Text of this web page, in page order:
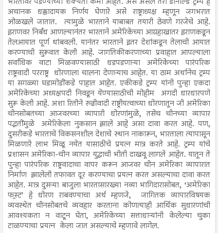
अचानक धक्कादायक निर्णय घेणारे असे राष्ट्राध्यक्ष म्हणून जगभरात
ओळखले जातात. त्यामुळे भारताने याबाबत तयारी ठेवणे गरजेचे आहे.
इराणवर निर्बंध आणल्यानंतर भारताने अमेरिकेच्या आग्रहाखातर इराणकडून
तेलआयात पूर्ण थांबवली. यानंतर भारताने इतर देशांकडून तेलाची आयात
करण्याची सुरूवात केली आहे. जागतिकीकरणाच्या प्रवाहात आपल्याला
सर्वाधिक वाटा मिळवण्यासाठी धडपडणाऱ्या अमेरिकेच्या पारंपरिक
राष्ट्रवादी परराष्ट्र धोरणाला चालना देणाऱ्याच आहेत. या ठाम अर्थानेच ट्रम्प
या सगळ्या घडामोडींकडे पाहात आहेत. एकीकडे ट्रम्प यांनी पुन्हा एकदा
अमेरिकेच्या अध्यक्षपदी निवडून येण्यासाठीची मोहीम अगदी धारधारपणे
सुरू केली आहे. अशा रितीने रुढीवादी राष्ट्रीयत्वाच्या धोरणातून जी अमेरिका
चीनसोबतच्या आजवरच्या व्यापारी धोरणांमुळे, तसेच चीनच्या व्यापार
पद्धतींमुळे अमेरिकेला नुकसान झाले आहे असा दावा करत आहे. पण,
दुसरीकडे भारताचे विकसनशील देशाचे स्थान नाकारून, भारताला त्यापासून
मिळणारे लाभ मिळू नयेत यासाठीचे प्रयत्न मात्र करते आहे. ट्रम्प यांचे
प्रशासन अमेरिका-चीन व्यापार युद्धाची भीती दाखवू लागले आहेत. यातून ते
पुन्हा पारंपरिक राष्ट्रवादाचा वापर करून आजवर चीन अमेरिका व्यापारात
निर्माण झालेली तफावत दूर करण्याचा प्रयत्न करत असल्याचा दावा करत
आहेत. मात्र दुसऱ्या बाजुला भारतासारख्या नव्या भागिदारासोबत, ‘अमेरिका
फस्र्ट’ हे धोरण राबवण्याचा अर्थ म्हणजे, जागितक व्यापारविषयक
व्यवस्थेत चीनसोबतचे व्यवहार करताना कोणत्याही आर्थिक सुधारणांची
आवश्यकता न वाटून घेता, अमेरिकेच्या सत्ताधाऱ्यांनी केलेल्या चुका
टाळण्याचा प्रयत्न केला जात असल्याचे म्हणावे लागेल.